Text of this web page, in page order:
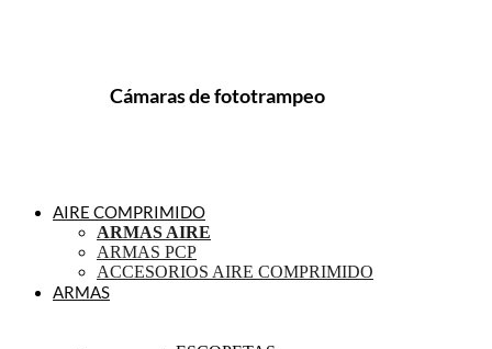
Cámaras de fototrampeo
AIRE COMPRIMIDO
ARMAS AIRE
ARMAS PCP
ACCESORIOS AIRE COMPRIMIDO
ARMAS